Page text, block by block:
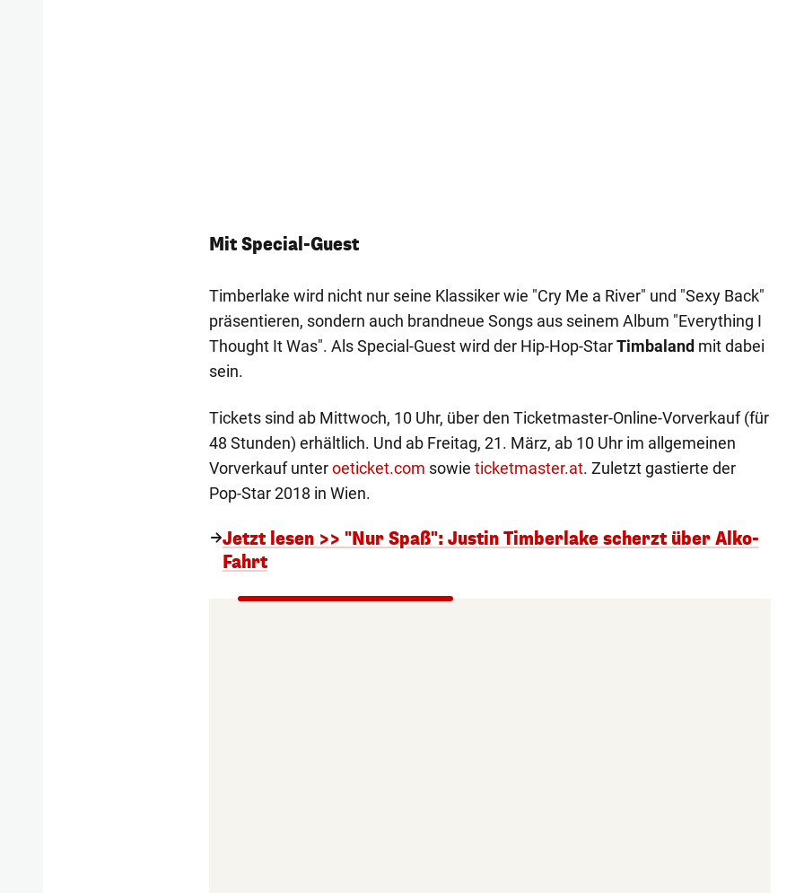
Mit Special-Guest
Timberlake wird nicht nur seine Klassiker wie "Cry Me a River" und "Sexy Back"
präsentieren, sondern auch brandneue Songs aus seinem Album "Everything I
Thought It Was". Als Special-Guest wird der Hip-Hop-StarTimbalandmit dabei
sein.
Tickets sind ab Mittwoch, 10 Uhr, über den Ticketmaster-Online-Vorverkauf (für
48 Stunden) erhältlich. Und ab Freitag, 21. März, ab 10 Uhr im allgemeinen
Vorverkauf unteroeticket.com sowie ticketmaster.at. Zuletzt gastierte der
Pop-Star 2018 in Wien.
Jetzt lesen >> "Nur Spaß": Justin Timberlake scherzt über Alko-
Fahrt